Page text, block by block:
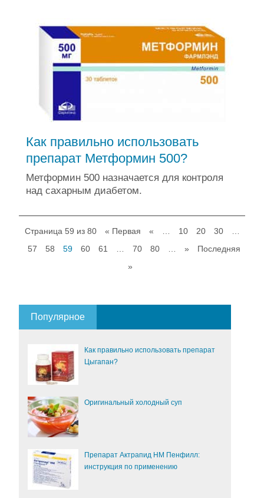
Как правильно использовать
препарат Метформин 500?
Метформин 500 назначается для контроля
над сахарным диабетом.
Страница 59 из 80 « Первая « 10 20 30
57
58 59 60 61 70 80 »
Последняя
»
Популярное
Как правильно использовать препарат
Цыгапан?
Оригинальный холодный суп
Препарат Актрапид НМ Пенфилл:
инструкция по применению